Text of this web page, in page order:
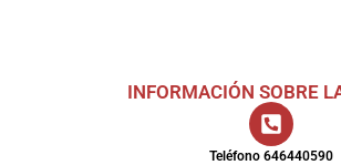
INFORMACIÓN SOBRE
Teléfono 646440590